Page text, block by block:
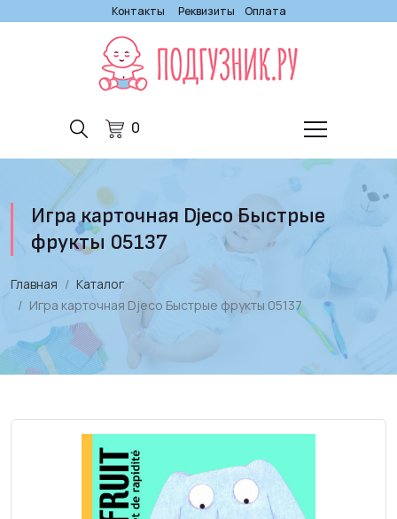
Контакты Реквизиты Оплата
0
Игра карточная Djeco Быстрые
фрукты 05137
Главная
Каталог
Игра карточная Djeco Быстрые фрукты 05137